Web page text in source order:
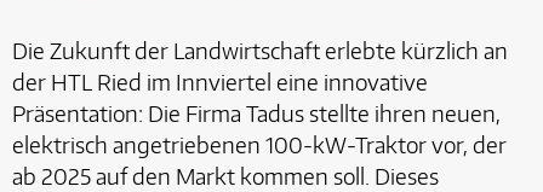
Die Zukunft der Landwirtschaft erlebte kürzlich an
der HTL Ried im Innviertel eine innovative
Präsentation: Die Firma Tadus stellte ihren neuen,
elektrisch angetriebenen 100-kW-Traktor vor, der
ab 2025 auf den Markt kommen soll. Dieses